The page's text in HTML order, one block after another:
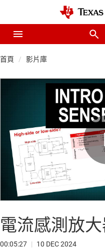
首頁 影片庫
電流感測放
00:05:27 | 10 DEC 2024